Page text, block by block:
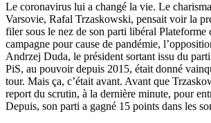
Le coronavirus lui a changé la vie. Le
Varsovie, Rafal Trzaskowski, pensait voir la
filer sous le nez de son parti libéral Plateforme
campagne pour cause de pandémie,
Andrzej Duda, le président sortant issu du
PiS, au pouvoir depuis 2015, était donné
tour. Mais ça, c’était avant. Avant que
report du scrutin, à la dernière minute, pour
Depuis, son parti a gagné 15 points dans les